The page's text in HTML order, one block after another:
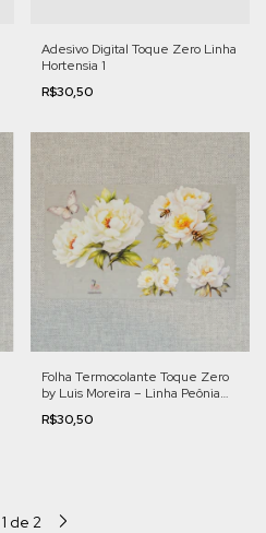
Adesivo Digital Toque Zero Linha
Hortensia 1
R$30,50
Folha Termocolante Toque Zero
by Luis Moreira – Linha Peônia
R$30,50
1 de 2